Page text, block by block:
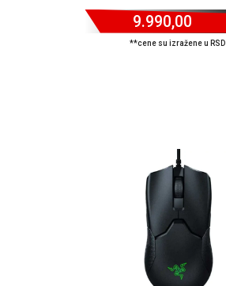
9.990,00
**cene su izražene u RSD